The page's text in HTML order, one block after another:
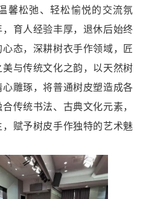
馨松弛、轻松愉悦的交流氛
育人经验丰厚，退休后始终
态，深耕树衣手作领域，匠
与传统文化之韵，以天然树
雕琢，将普通树皮塑造成各
传统书法、古典文化元素，
赋予树皮手作独特的艺术魅